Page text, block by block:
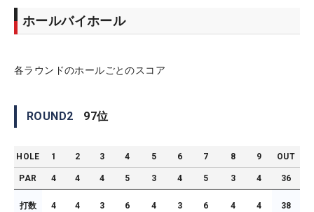
ホールバイホール
各ラウンドのホールごとのスコア
ROUND2 97位
HOLE 1 2 3 4 5 6 7 8 9 OUT
PAR 4 4 4 5 3 4 5 3 4 36
打数 4 4 3 6 4 3 6 4 4 38